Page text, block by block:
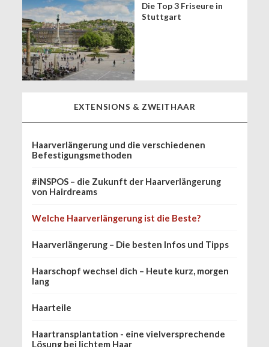
Die Top 3 Friseure in
Stuttgart
EXTENSIONS & ZWEITHAAR
Haarverlängerung und die verschiedenen
Befestigungsmethoden
#iNSPOS – die Zukunft der Haarverlängerung
von Hairdreams
Welche Haarverlängerung ist die Beste?
Haarverlängerung – Die besten Infos und Tipps
Haarschopf wechsel dich – Heute kurz, morgen
lang
Haarteile
Haartransplantation - eine vielversprechende
Lösung bei lichtem Haar